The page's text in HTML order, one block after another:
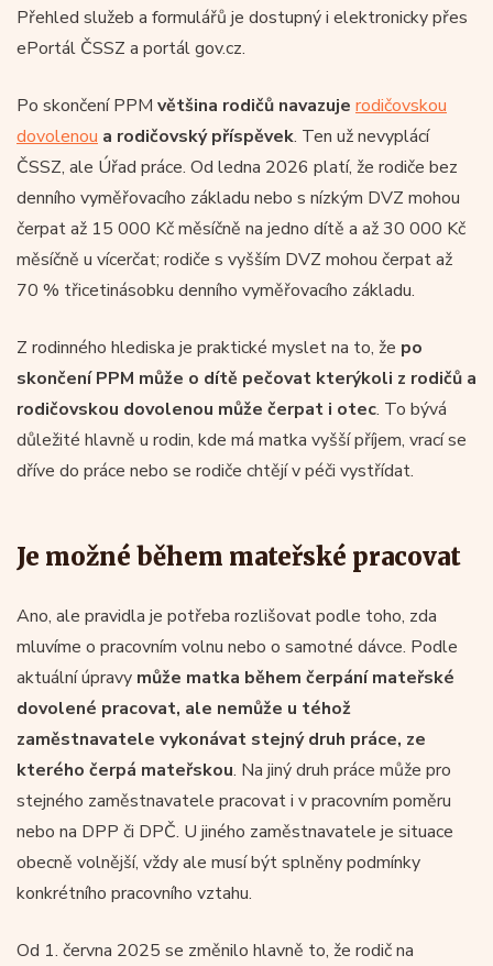
Přehled služeb a formulářů je dostupný i elektronicky přes
ePortál ČSSZ a portál gov.cz.
Po skončení PPM většina rodičů navazuje rodičovskou
dovolenou a rodičovský příspěvek. Ten už nevyplácí
ČSSZ, ale Úřad práce. Od ledna 2026 platí, že rodiče bez
denního vyměřovacího základu nebo s nízkým DVZ mohou
čerpat až 15 000 Kč měsíčně na jedno dítě a až 30 000 Kč
měsíčně u vícerčat; rodiče s vyšším DVZ mohou čerpat až
70 % třicetinásobku denního vyměřovacího základu.
Z rodinného hlediska je praktické myslet na to, že po
skončení PPM může o dítě pečovat kterýkoli z rodičů a
rodičovskou dovolenou může čerpat i otec. To bývá
důležité hlavně u rodin, kde má matka vyšší příjem, vrací se
dříve do práce nebo se rodiče chtějí v péči vystřídat.
Je možné během mateřské pracovat
Ano, ale pravidla je potřeba rozlišovat podle toho, zda
mluvíme o pracovním volnu nebo o samotné dávce. Podle
aktuální úpravy může matka během čerpání mateřské
dovolené pracovat, ale nemůže u téhož
zaměstnavatele vykonávat stejný druh práce, ze
kterého čerpá mateřskou. Na jiný druh práce může pro
stejného zaměstnavatele pracovat i v pracovním poměru
nebo na DPP či DPČ. U jiného zaměstnavatele je situace
obecně volnější, vždy ale musí být splněny podmínky
konkrétního pracovního vztahu.
Od 1. června 2025 se změnilo hlavně to, že rodič na